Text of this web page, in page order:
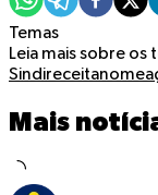
Temas
Leia mais sobre os
Sindireceita
Mais